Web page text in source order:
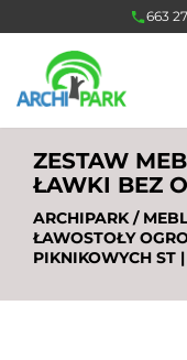
663
ZESTAW
ŁAWKI BEZ
ARCHIPARK/
ŁAWOSTOŁY
PIKNIKOWYCH ST